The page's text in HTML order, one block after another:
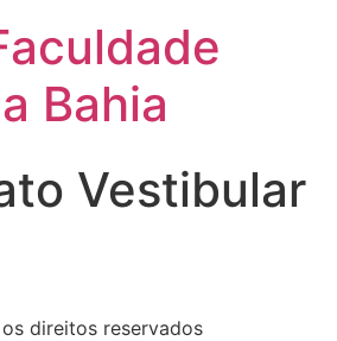
Bahia
Vestibular
direitos reservados